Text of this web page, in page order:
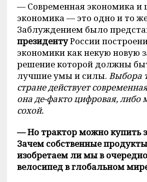
— Современная экономика и
экономика — это одно и то
Заблуждением было
президентуРоссии
экономики как некую новую
решение которой должны
лучшие умы и силы. Выбора
стране действует
она де-факто цифровая,
сохой.
— Но трактор можно купить
Зачем собственные
изобретаем ли мы в
велосипед в глобальном